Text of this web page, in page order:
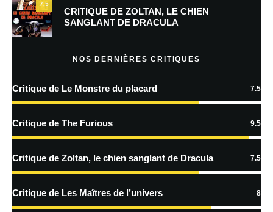
plus sur la façon dont les données de vos commentaires sont
7.5
CRITIQUE DE ZOLTAN, LE CHIEN
SANGLANT DE DRACULA
NOS DERNIÈRES CRITIQUES
Critique de Le Monstre du placard 7.5
Critique de The Furious 9.5
Critique de Zoltan, le chien sanglant de Dracula 7.5
Critique de Les Maîtres de l’univers 8